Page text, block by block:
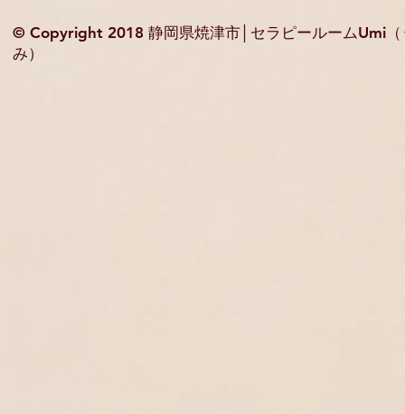
© Copyright 2018 静岡県焼津市│セラピールームUmi（
み）